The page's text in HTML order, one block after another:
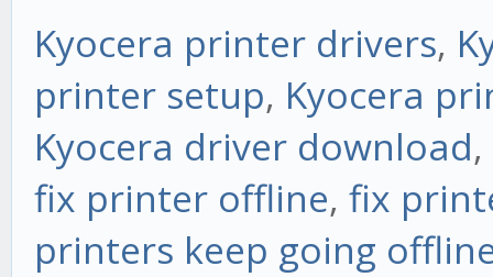
Kyocera printer drivers,
printer setup, Kyocera
Kyocera driver download,
fix printer offline, fix
printers keep going